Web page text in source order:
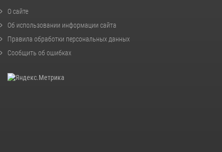
О сайте
Об использовании информации сайта
Правила обработки персональных данных
Сообщить об ошибках